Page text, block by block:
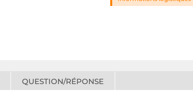
QUESTION/RÉPONSE